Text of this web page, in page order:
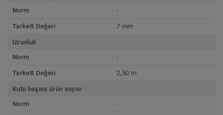
Norm
-
Tarkett Değeri 7 mm
Uzunluk
Norm
-
Tarkett Değeri 2,50 m
Kutu başına ürün sayısı
Norm
-